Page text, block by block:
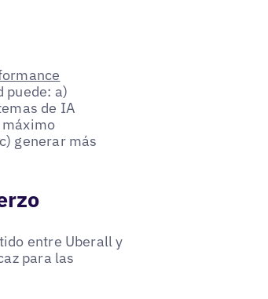
puede: a)
de IA
generar más
entre Uberall y
para las